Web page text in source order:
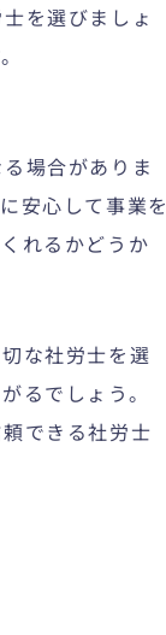
を選びましょ
場合がありま
安心して事業を
れるかどうか
な社労士を選
るでしょう。
できる社労士